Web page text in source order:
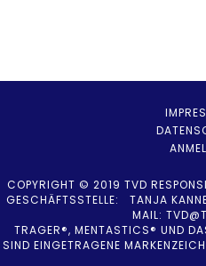
COPYRIGHT © 2019 TVD
GESCHÄFTSSTELLE: TANJA
MAIL:
TRAGER®, MENTASTICS® UND
SIND EINGETRAGENE